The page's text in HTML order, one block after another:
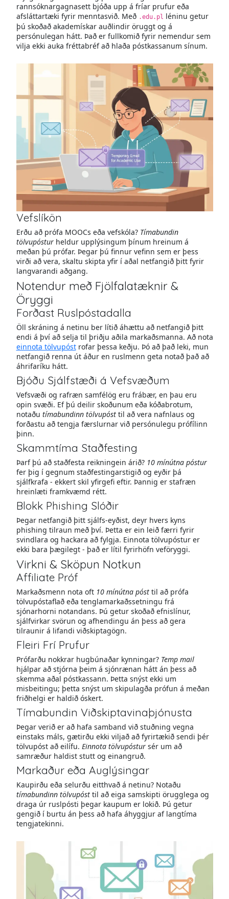
rannsóknargagnasett bjóða upp á fríar prufur eða
afsláttartæki fyrir menntasvið. Með .edu.pl léninu getur
þú skoðað akademískar auðlindir öruggt og á
persónulegan hátt. Það er fullkomið fyrir nemendur sem
vilja ekki auka fréttabréf að hlaða póstkassanum sínum.
Vefslíkön
Erðu að prófa MOOCs eða vefskóla? Tímabundin
tölvupósturheldur upplýsingum þínum hreinum á
meðan þú prófar. Þegar þú finnur vefinn sem er þess
virði að vera, skaltu skipta yfir í aðal netfangið þitt fyrir
langvarandi aðgang.
Notendur með Fjölfalatæknir &
Öryggi
Forðast Ruslpóstadalla
Öll skráning á netinu ber lítið áhættu að netfangið þitt
endi á því að selja til þriðju aðila markaðsmanna. Að nota
einnota tölvupóstrofar þessa keðju. Þó að það leki, mun
netfangið renna út áður en ruslmenn geta notað það að
áhrifaríku hátt.
Bjóðu Sjálfstæði á Vefsvæðum
Vefsvæði og rafræn samfélög eru frábær, en þau eru
opin svæði. Ef þú deilir skoðunum eða kóðabrotum,
notaðu tímabundinn tölvupósttil að vera nafnlaus og
forðastu að tengja færslurnar við persónulegu prófílinn
þinn.
Skammtíma Staðfesting
Þarf þú að staðfesta reikningein árið? 10 mínútna póstur
fer þig í gegnum staðfestingarstigið og eyðir þá
sjálfkrafa - ekkert skil yfirgefi eftir. Þannig er stafræn
hreinlæti framkvæmd rétt.
Blokk Phishing Slóðir
Þegar netfangið þitt sjálfs-eyðist, deyr hvers kyns
phishing tilraun með því. Þetta er ein leið færri fyrir
svindlara og hackara að fylgja. Einnota tölvupóstur er
ekki bara þægilegt - það er lítil fyrirhöfn veföryggi.
Virkni & Sköpun Notkun
Affiliate Próf
Markaðsmenn nota oft 10 mínútna pósttil að prófa
tölvupóstaflað eða tenglamarkaðssetningu frá
sjónarhorni notandans. Þú getur skoðað efnislínur,
sjálfvirkar svörun og afhendingu án þess að gera
tilraunir á lifandi viðskiptagögn.
Fleiri Frí Prufur
Prófarðu nokkrar hugbúnaðar kynningar? Temp mail
hjálpar að stjórna þeim á sjónrænan hátt án þess að
skemma aðal póstkassann. Þetta snýst ekki um
misbeitingu; þetta snýst um skipulagða prófun á meðan
friðhelgi er haldið óskert.
Tímabundin Viðskiptavinaþjónusta
Þegar verið er að hafa samband við stuðning vegna
einstaks máls, gætirðu ekki viljað að fyrirtækið sendi þér
tölvupóst að eilífu. Einnota tölvupóstursér um að
samræður haldist stutt og einangruð.
Markaður eða Auglýsingar
Kaupirðu eða selurðu eitthvað á netinu? Notaðu
tímabundinn tölvupósttil að eiga samskipti örugglega og
draga úr ruslpósti þegar kaupum er lokið. Þú getur
gengið í burtu án þess að hafa áhyggjur af langtíma
tengjatekinni.